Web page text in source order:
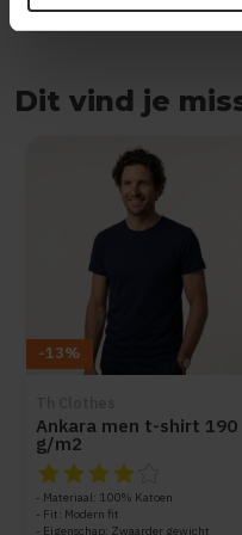
Dit vind je
-13%
Ankara men t-shirt 190
g/m2
De beoordeling van dit
Materiaal: 100% Katoen
Fit: Modern fit
Eigenschap: Zwaarder gewicht